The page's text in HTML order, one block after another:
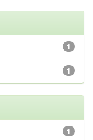
1
1
1